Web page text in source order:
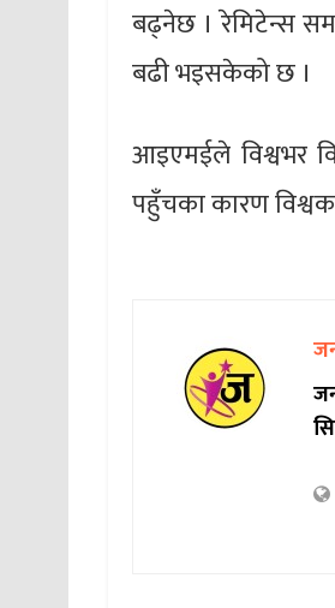
बढ्नेछ । रेमिटेन्स
बढी भइसकेको छ ।
आइएमईले विश्वभर
पहुँचका कारण